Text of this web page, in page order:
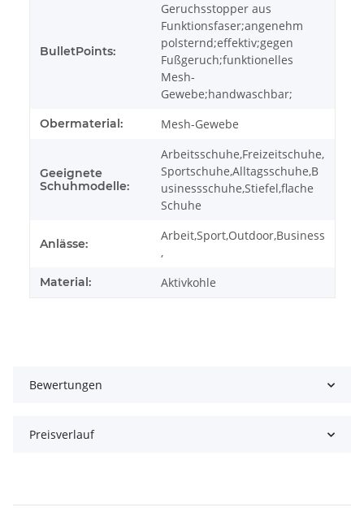
BulletPoints:
Geruchsstopper aus
Funktionsfaser;angenehm
polsternd;effektiv;gegen
Fußgeruch;funktionelles
Mesh-
Gewebe;handwaschbar;
Obermaterial: Mesh-Gewebe
Geeignete
Schuhmodelle:
Arbeitsschuhe,Freizeitschuhe,
Sportschuhe,Alltagsschuhe,B
usinessschuhe,Stiefel,flache
Schuhe
Anlässe:
Arbeit,Sport,Outdoor,Business
,
Material: Aktivkohle
Bewertungen
Preisverlauf